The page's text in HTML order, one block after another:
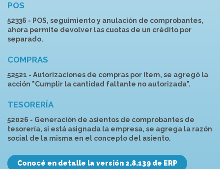
POS
52336 - POS, seguimiento y anulación de comprobantes,
ahora permite devolver las cuotas de un crédito por
separado.
COMPRAS
52521 - Autorizaciones de compras por ítem, se agregó la
acción "Cumplir la cantidad faltante no autorizada".
TESORERÍA
52026 - Generación de asientos de comprobantes de
tesorería, si está asignada la empresa, se agrega la razón
social de la misma en el concepto del asiento.
Conocé en detalle la versión 2.8.139 de ERP